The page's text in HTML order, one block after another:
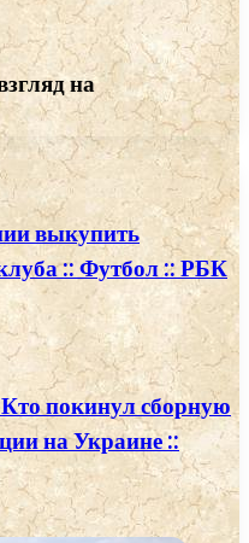
на
выкупить
:: Футбол :: РБК
покинул сборную
на Украине ::